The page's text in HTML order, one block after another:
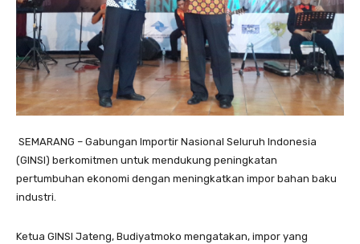
SEMARANG – Gabungan Importir Nasional Seluruh Indonesia
(GINSI) berkomitmen untuk mendukung peningkatan
pertumbuhan ekonomi dengan meningkatkan impor bahan baku
industri.
Ketua GINSI Jateng, Budiyatmoko mengatakan, impor yang